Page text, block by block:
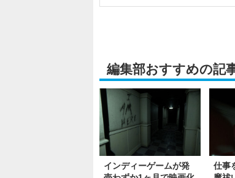
編集部おすすめの記
インディーゲームが発
仕事